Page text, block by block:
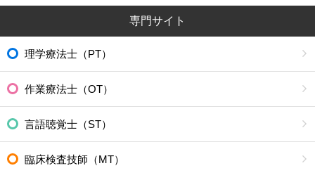
専門サイト
理学療法士（PT）
作業療法士（OT）
言語聴覚士（ST）
臨床検査技師（MT）